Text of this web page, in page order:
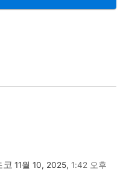
코 11월 10, 2025, 1:42 오후